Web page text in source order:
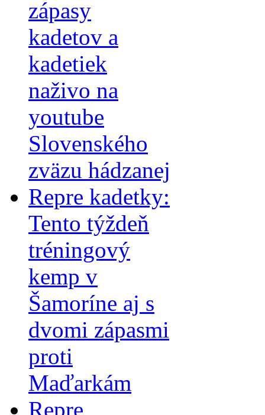
zápasy
kadetov a
kadetiek
naživo na
youtube
Slovenského
zväzu hádzanej
Repre kadetky:
Tento týždeň
tréningový
kemp v
Šamoríne aj s
dvomi zápasmi
proti
Maďarkám
Repre